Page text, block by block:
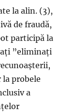
la alin. (3),
de fraudă,
participă la
”eliminați
probele
a